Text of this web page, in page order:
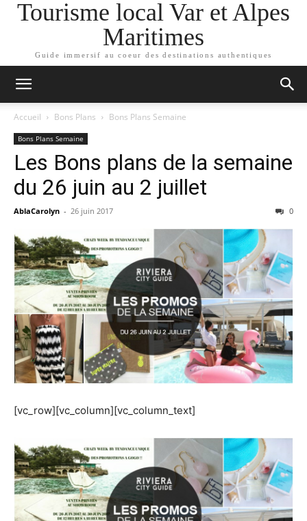
Tourisme local Var et Alpes
Maritimes
Guide immersif au coeur des destinations authentiques
Accueil Bons Plans Bons Plans Semaine
Bons Plans Semaine
Les Bons plans de la semaine
du 26 juin au 2 juillet
AblaCarolyn - 26 juin 2017 0
[vc_row][vc_column][vc_column_text]